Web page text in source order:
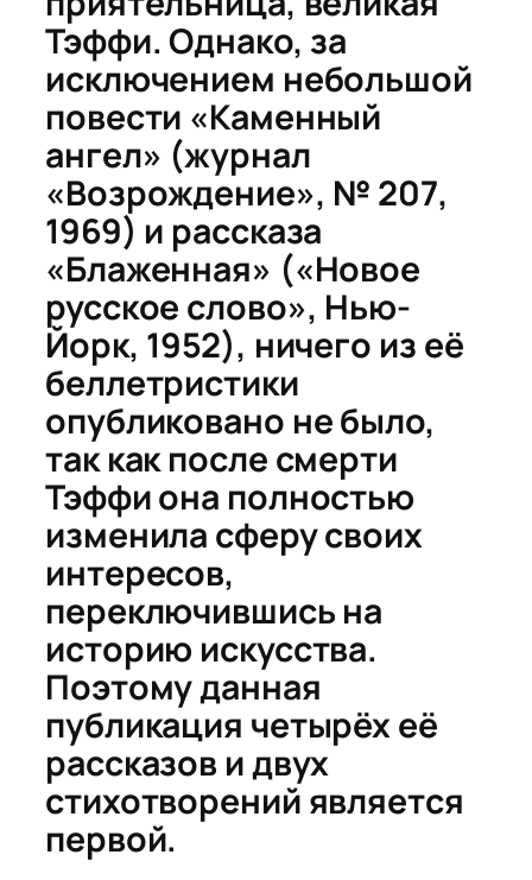
Тэффи. Однако, за
исключением небольшой
повести «Каменный
ангел» (журнал
«Возрождение», № 207,
1969) и рассказа
«Блаженная» («Новое
русское слово», Нью-
Йорк, 1952), ничего из её
беллетристики
опубликовано не было,
так как после смерти
Тэффи она полностью
изменила сферу своих
интересов,
переключившись на
историю искусства.
Поэтому данная
публикация четырёх её
рассказов и двух
стихотворений является
первой.